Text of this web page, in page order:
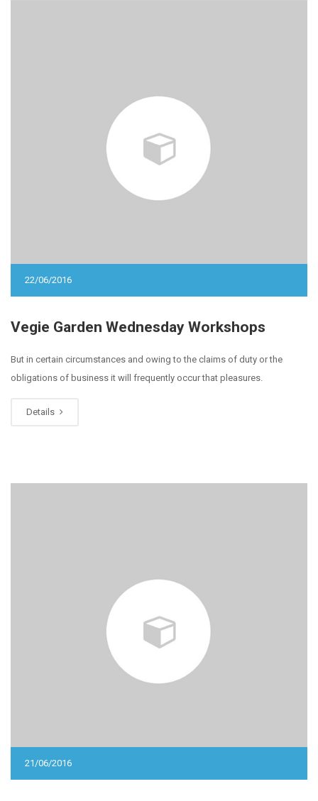
22/06/2016
Vegie Garden Wednesday Workshops
But in certain circumstances and owing to the claims of duty or the
obligations of business it will frequently occur that pleasures.
Details
21/06/2016